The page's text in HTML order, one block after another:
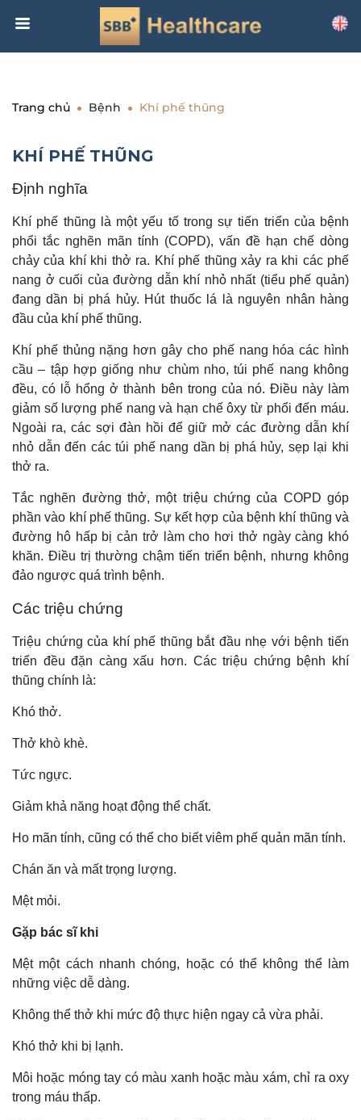
Trang chủ Bệnh Khí phế thũng
KHÍ PHẾ THŨNG
Định nghĩa
Khí phế thũng là một yếu tố trong sự tiến triển của bệnh
phổi tắc nghẽn mãn tính (COPD), vấn đề hạn chế dòng
chảy của khí khi thở ra. Khí phế thũng xảy ra khi các phế
nang ở cuối của đường dẫn khí nhỏ nhất (tiểu phế quản)
đang dần bị phá hủy. Hút thuốc lá là nguyên nhân hàng
đầu của khí phế thũng.
Khí phế thủng nặng hơn gây cho phế nang hóa các hình
cầu – tập hợp giống như chùm nho, túi phế nang không
đều, có lỗ hổng ở thành bên trong của nó. Điều này làm
giảm số lượng phế nang và hạn chế ôxy từ phổi đến máu.
Ngoài ra, các sợi đàn hồi để giữ mở các đường dẫn khí
nhỏ dẫn đến các túi phế nang dần bị phá hủy, sẹp lại khi
thở ra.
Tắc nghẽn đường thở, một triệu chứng của COPD góp
phần vào khí phế thũng. Sự kết hợp của bệnh khí thũng và
đường hô hấp bị cản trở làm cho hơi thở ngày càng khó
khăn. Điều trị thường chậm tiến triển bệnh, nhưng không
đảo ngược quá trình bệnh.
Các triệu chứng
Triệu chứng của khí phế thũng bắt đầu nhẹ với bệnh tiến
triển đều đặn càng xấu hơn. Các triệu chứng bệnh khí
thũng chính là:
Khó thở.
Thở khò khè.
Tức ngực.
Giảm khả năng hoạt động thể chất.
Ho mãn tính, cũng có thể cho biết viêm phế quản mãn tính.
Chán ăn và mất trọng lượng.
Mệt mỏi.
Gặp bác sĩ khi
Mệt một cách nhanh chóng, hoặc có thể không thể làm
những việc dễ dàng.
Không thể thở khi mức độ thực hiện ngay cả vừa phải.
Khó thở khi bị lạnh.
Môi hoặc móng tay có màu xanh hoặc màu xám, chỉ ra oxy
trong máu thấp.